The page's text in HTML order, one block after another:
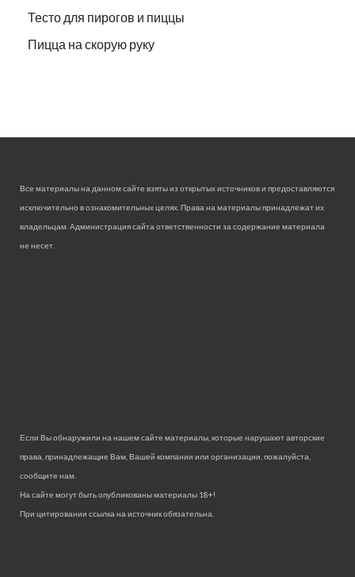
Тесто для пирогов и пиццы
Пицца на скорую руку
Все материалы на данном сайте взяты из открытых источников и предоставляются
исключительно в ознакомительных целях. Права на материалы принадлежат их
владельцам. Администрация сайта ответственности за содержание материала
не несет.
Если Вы обнаружили на нашем сайте материалы, которые нарушают авторские
права, принадлежащие Вам, Вашей компании или организации, пожалуйста,
сообщите нам.
На сайте могут быть опубликованы материалы 18+!
При цитировании ссылка на источник обязательна.